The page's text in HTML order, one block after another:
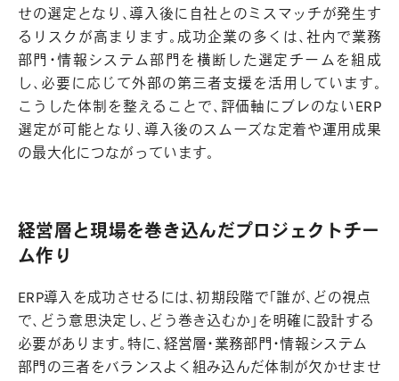
せの選定となり、導入後に自社とのミスマッチが発生す
るリスクが高まります。成功企業の多くは、社内で業務
部門・情報システム部門を横断した選定チームを組成
し、必要に応じて外部の第三者支援を活用しています。
こうした体制を整えることで、評価軸にブレのないERP
選定が可能となり、導入後のスムーズな定着や運用成果
の最大化につながっています。
経営層と現場を巻き込んだプロジェクトチー
ム作り
ERP導入を成功させるには、初期段階で「誰が、どの視点
で、どう意思決定し、どう巻き込むか」を明確に設計する
必要があります。特に、経営層・業務部門・情報システム
部門の三者をバランスよく組み込んだ体制が欠かせませ